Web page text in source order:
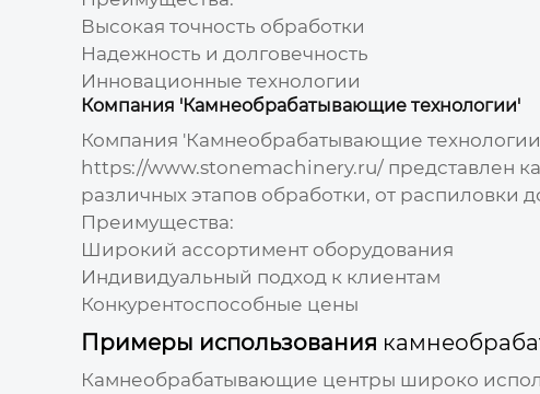
Высокая точность обработки
Надежность и долговечность
Инновационные технологии
Компания 'Камнеобрабатывающие технологии'
Компания 'Камнеобрабатывающие
https://www.stonemachinery.ru/представлен
различных этапов обработки, от распиловки
Преимущества:
Широкий ассортимент оборудования
Индивидуальный подход к клиентам
Конкурентоспособные цены
Примеры использования
Камнеобрабатывающие центры широко